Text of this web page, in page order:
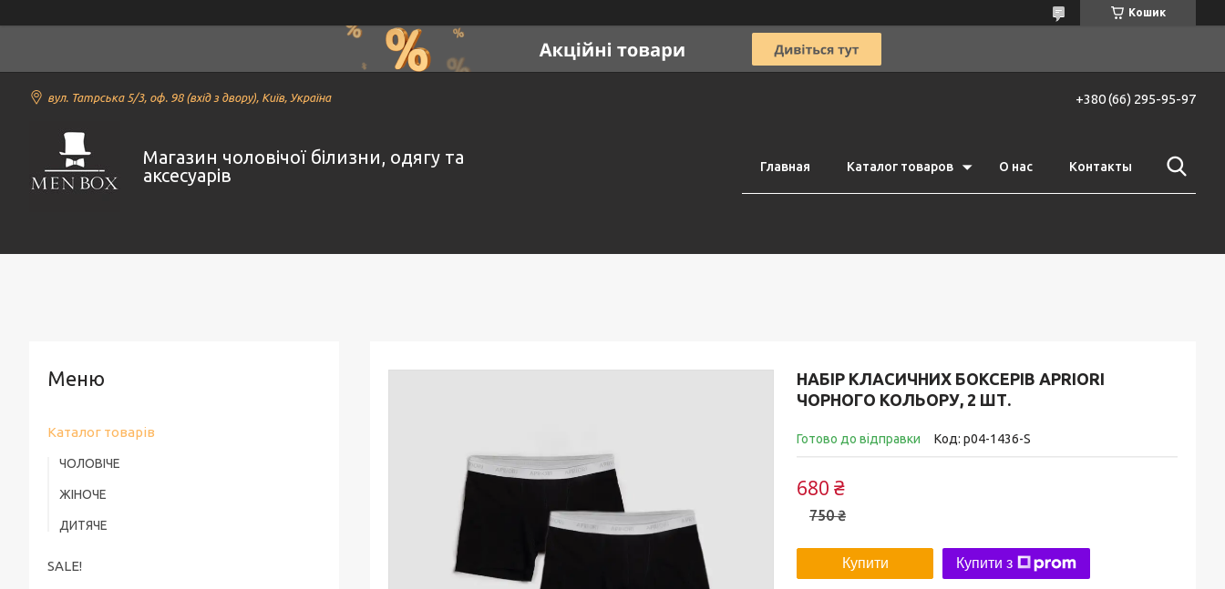
Кошик
вул. Татрська 5/3, оф. 98 (вхід з двору), Київ, Україна +380 (66) 295-95-97
Магазин чоловічої білизни, одягу та
аксесуарів
Главная Каталог товаров О нас Контакты
НАБІР КЛАСИЧНИХ БОКСЕРІВ APRIORI
ЧОРНОГО КОЛЬОРУ, 2 ШТ.
Готово до відправки Код: p04-1436-S
750 ₴
680 ₴
Купити Купити з
Каталог товарів
ЧОЛОВІЧЕ
ЖІНОЧЕ
ДИТЯЧЕ
SALE!